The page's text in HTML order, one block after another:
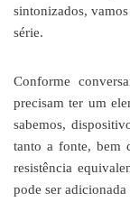
sintonizados,
série.
Conforme
precisam ter um
sabemos,
tanto a fonte, bem
resistência
pode ser